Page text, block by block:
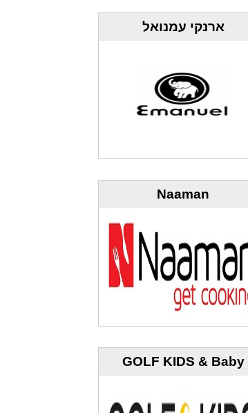
ארנקי עמנואל
Naaman
GOLF KIDS & Baby